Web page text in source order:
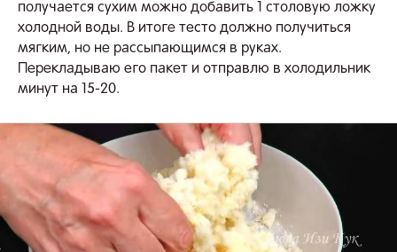
получается сухим можно добавить 1 столовую ложку
холодной воды. В итоге тесто должно получиться
мягким, но не рассыпающимся в руках.
Перекладываю его пакет и отправлю в холодильник
минут на 15-20.